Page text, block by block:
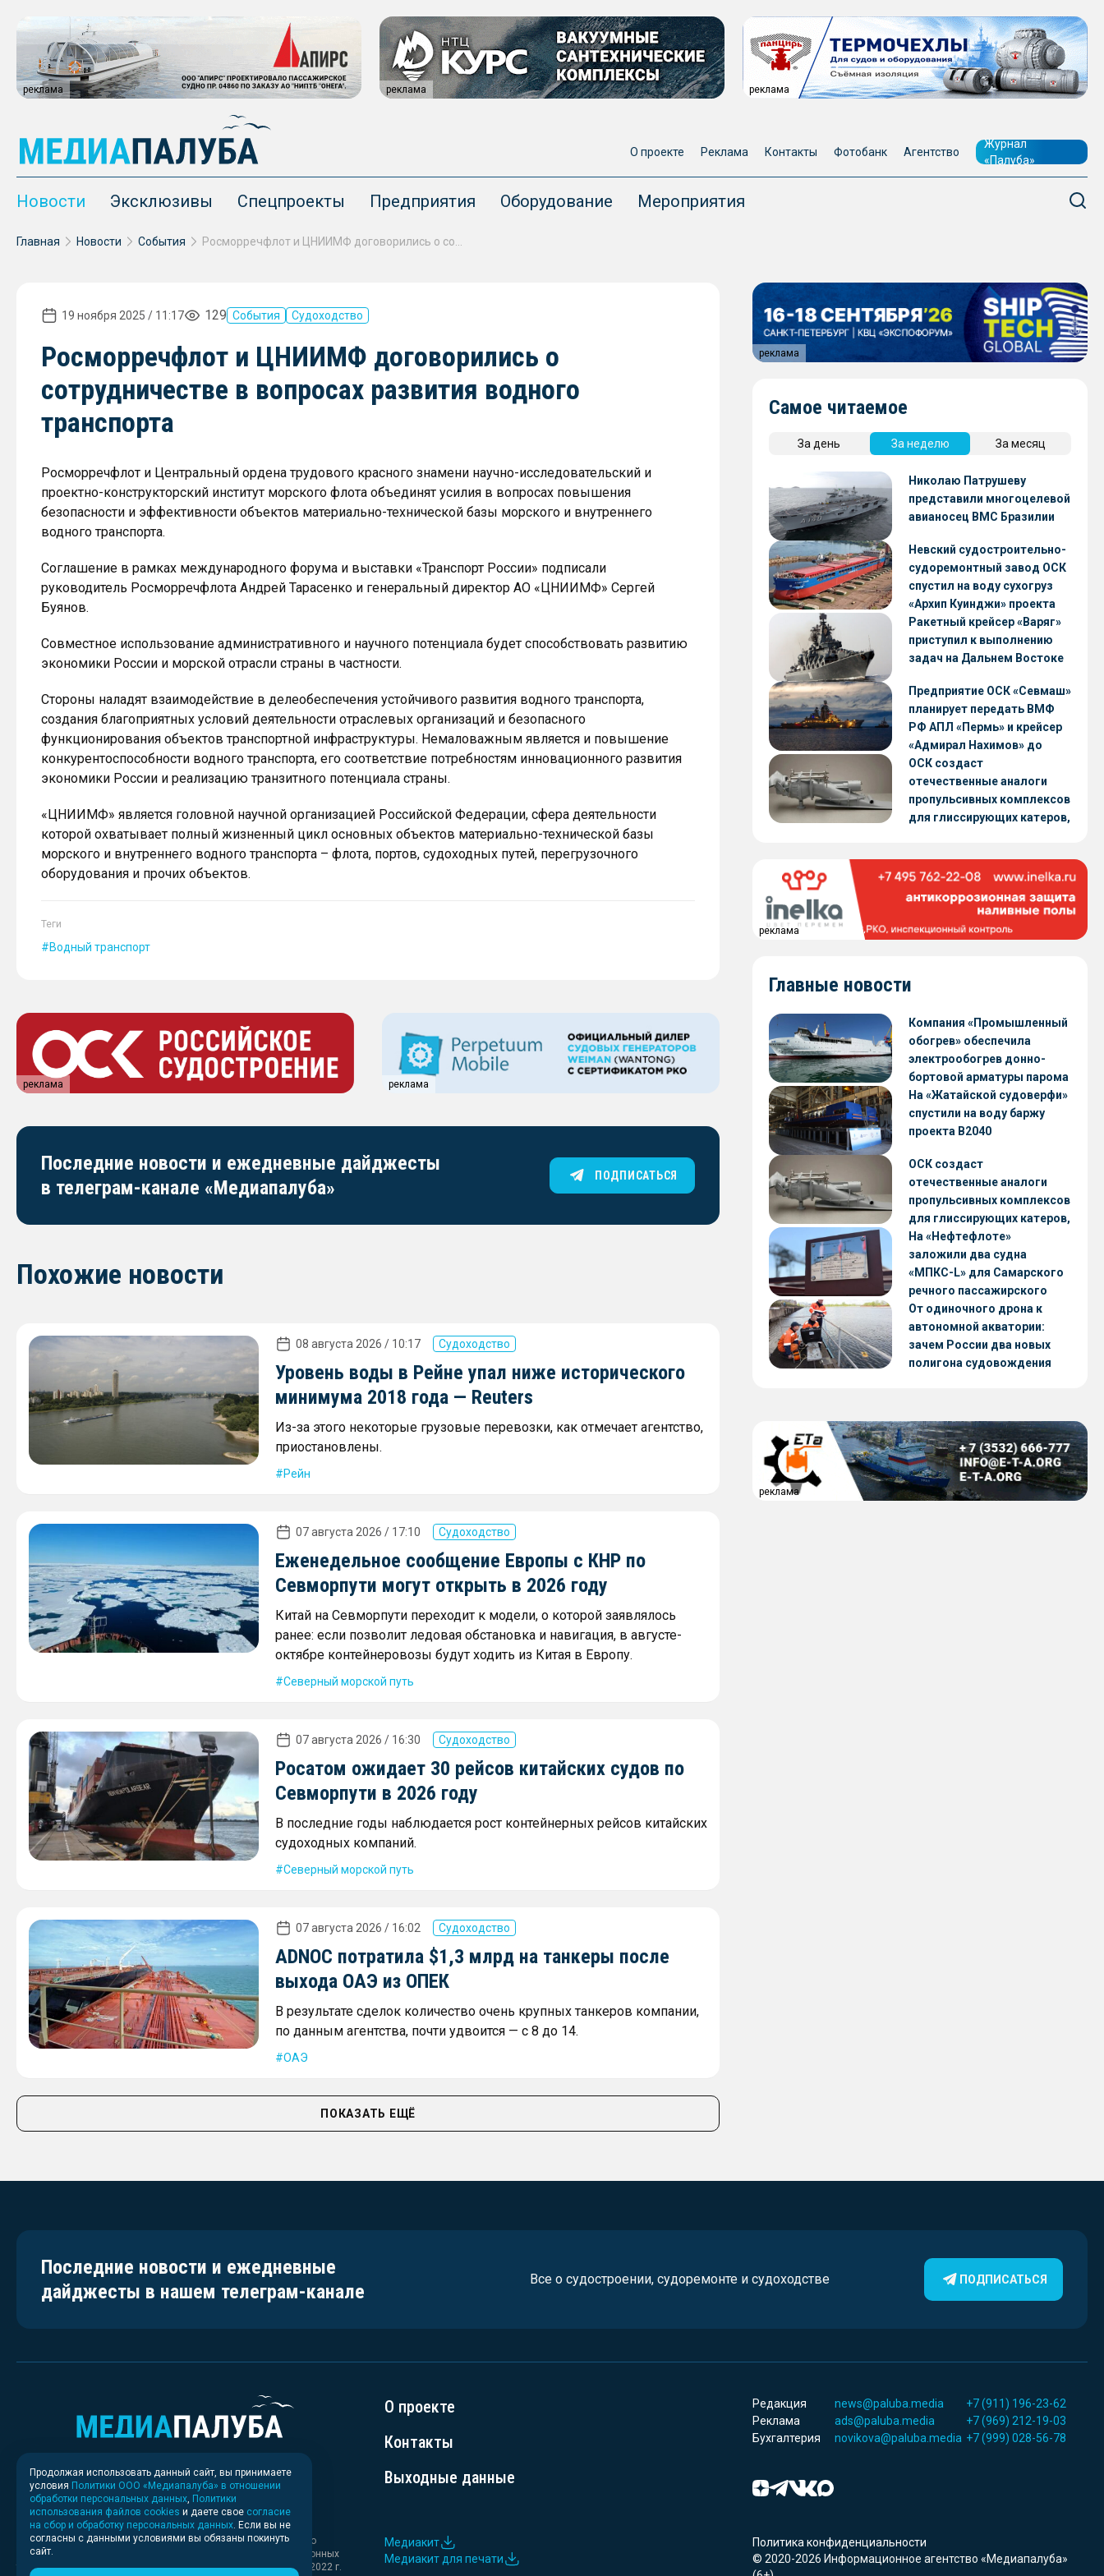
реклама реклама реклама
О проекте Реклама Контакты Фотобанк Агентство
Журнал
«Палуба»
Новости Эксклюзивы Спецпроекты Предприятия Оборудование Мероприятия
Главная Новости События
19 ноября 2025 / 11:17 129 События Судоходство
Росморречфлот и ЦНИИМФ договорились о
сотрудничестве в вопросах развития водного
транспорта
Росморречфлот и Центральный ордена трудового красного знамени научно-исследовательский и
проектно-конструкторский институт морского флота объединят усилия в вопросах повышения
безопасности и эффективности объектов материально-технической базы морского и внутреннего
водного транспорта.
Соглашение в рамках международного форума и выставки «Транспорт России» подписали
руководитель Росморречфлота Андрей Тарасенко и генеральный директор АО «ЦНИИМФ» Сергей
Буянов.
Совместное использование административного и научного потенциала будет способствовать развитию
экономики России и морской отрасли страны в частности.
Стороны наладят взаимодействие в делеобеспечения устойчивого развития водного транспорта,
создания благоприятных условий деятельности отраслевых организаций и безопасного
функционирования объектов транспортной инфраструктуры. Немаловажным является и повышение
конкурентоспособности водного транспорта, его соответствие потребностям инновационного развития
экономики России и реализацию транзитного потенциала страны.
«ЦНИИМФ» является головной научной организацией Российской Федерации, сфера деятельности
которой охватывает полный жизненный цикл основных объектов материально-технической базы
морского и внутреннего водного транспорта – флота, портов, судоходных путей, перегрузочного
оборудования и прочих объектов.
Теги
Водный транспорт
реклама реклама
Последние новости и ежедневные дайджесты
в телеграм-канале «Медиапалуба»
ПОДПИСАТЬСЯ
Похожие новости
08 августа 2026 / 10:17 Судоходство
Уровень воды в Рейне упал ниже исторического
минимума 2018 года — Reuters
Из-за этого некоторые грузовые перевозки, как отмечает агентство,
приостановлены.
Рейн
07 августа 2026 / 17:10 Судоходство
Еженедельное сообщение Европы с КНР по
Севморпути могут открыть в 2026 году
Китай на Севморпути переходит к модели, о которой заявлялось
ранее: если позволит ледовая обстановка и навигация, в августе-
октябре контейнеровозы будут ходить из Китая в Европу.
Северный морской путь
07 августа 2026 / 16:30 Судоходство
Росатом ожидает 30 рейсов китайских судов по
Севморпути в 2026 году
В последние годы наблюдается рост контейнерных рейсов китайских
судоходных компаний.
Северный морской путь
07 августа 2026 / 16:02 Судоходство
ADNOC потратила $1,3 млрд на танкеры после
выхода ОАЭ из ОПЕК
В результате сделок количество очень крупных танкеров компании,
по данным агентства, почти удвоится — с 8 до 14.
ОАЭ
ПОКАЗАТЬ ЕЩЁ
реклама
Самое читаемое
За день За неделю За месяц
Николаю Патрушеву
представили многоцелевой
авианосец ВМС Бразилии
Невский судостроительно-
судоремонтный завод ОСК
спустил на воду сухогруз
«Архип Куинджи» проекта
RSD59
Ракетный крейсер «Варяг»
приступил к выполнению
задач на Дальнем Востоке
Предприятие ОСК «Севмаш»
планирует передать ВМФ
РФ АПЛ «Пермь» и крейсер
«Адмирал Нахимов» до
конца 2026 года
ОСК создаст
отечественные аналоги
пропульсивных комплексов
для глиссирующих катеров,
реклама
Главные новости
Компания «Промышленный
обогрев» обеспечила
электрообогрев донно-
бортовой арматуры парома
«Петропавловск» проекта
CNF22
На «Жатайской судоверфи»
спустили на воду баржу
проекта В2040
ОСК создаст
отечественные аналоги
пропульсивных комплексов
для глиссирующих катеров,
скоростных судов и судов с
малой осадкой
На «Нефтефлоте»
заложили два судна
«МПКС-L» для Самарского
речного пассажирского
предприятия
От одиночного дрона к
автономной акватории:
зачем России два новых
полигона судовождения
реклама
Последние новости и ежедневные
дайджесты в нашем телеграм-канале
Все о судостроении, судоремонте и судоходстве ПОДПИСАТЬСЯ
О проекте
Контакты
Выходные данные
Редакция news@paluba.media
+7 (911) 196-23-62
Реклама
ads@paluba.media
+7 (969) 212-19-03
Бухгалтерия
novikova@paluba.media +7 (999) 028-56-78
Свидетельство о регистрации СМИ ИА № ФС 77 - 83037 выдано
Федеральной службой по надзору в сфере связи, информационных
технологий и массовых коммуникаций (Роскомнадзор) 30.03.2022 г.
Медиакит
Медиакит для печати
Политика конфиденциальности
© 2020-2026 Информационное агентство «Медиапалуба»
Продолжая использовать данный сайт, вы принимаете
условия Политики ООО «Медиапалуба» в отношении
обработки персональных данных Политики
использования файлов cookies и даете свое согласие
на сбор и обработку персональных данных . Если вы не
согласны с данными условиями вы обязаны покинуть
сайт.